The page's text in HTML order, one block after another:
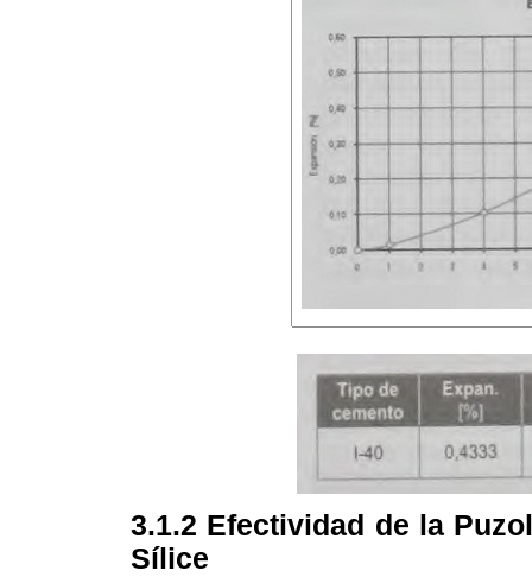
3.1.2 Efectividad de la
Sílice